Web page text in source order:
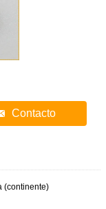
Contacto
(continente)